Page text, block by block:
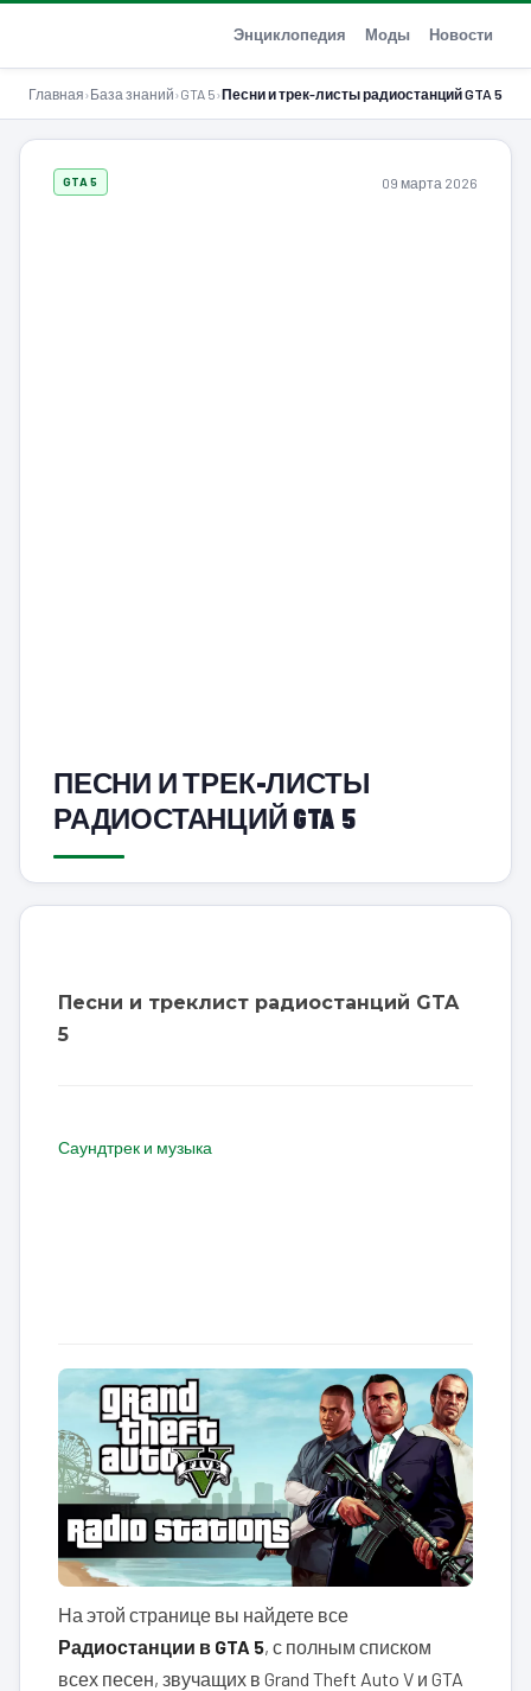
Энциклопедия Моды Новости
Главная›База знаний›GTA 5›Песни и трек-листы радиостанций GTA 5
GTA 5 09 марта 2026
ПЕСНИ И ТРЕК-ЛИСТЫ
РАДИОСТАНЦИЙ GTA 5
Песни и треклист радиостанций GTA
5
Саундтрек и музыка
На этой странице вы найдете все
Радиостанции в GTA 5, с полным списком
всех песен, звучащих в Grand Theft Auto V и GTA